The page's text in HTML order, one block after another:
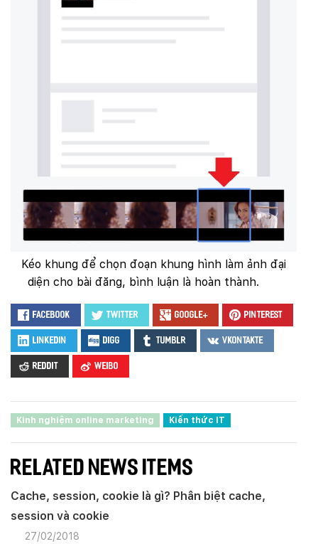
Kéo khung để chọn đoạn khung hình làm ảnh đại
diện cho bài đăng, bình luận là hoàn thành.
Facebook Twitter Google+ Pinterest
LinkedIn Digg Tumblr VKontakte
Reddit Weibo
Kinh nghiệm online marketing Kiến thức IT
RELATED NEWS ITEMS
Cache, session, cookie là gì? Phân biệt cache,
session và cookie
27/02/2018
Quý khách vui lòng đăng nhập vào hệ thống